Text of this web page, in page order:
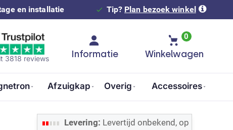
en installatie Tip? Plan bezoek winkel
3818 reviews Informatie Winkelwagen
0
Afzuigkap Overig Accessoires
Levering: Levertijd onbekend, op